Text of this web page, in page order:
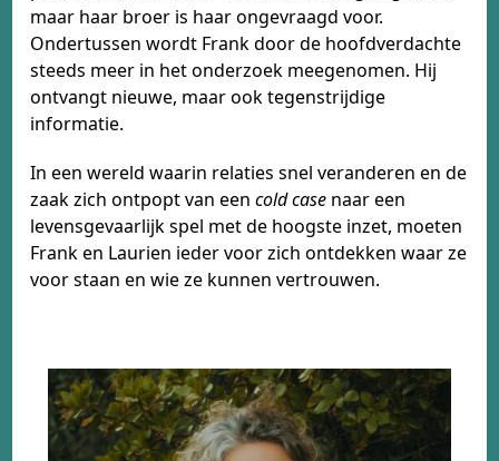
maar haar broer is haar ongevraagd voor.
Ondertussen wordt Frank door de hoofdverdachte
steeds meer in het onderzoek meegenomen. Hij
ontvangt nieuwe, maar ook tegenstrijdige
informatie.
In een wereld waarin relaties snel veranderen en de
zaak zich ontpopt van eencold case naar een
levensgevaarlijk spel met de hoogste inzet, moeten
Frank en Laurien ieder voor zich ontdekken waar ze
voor staan en wie ze kunnen vertrouwen.